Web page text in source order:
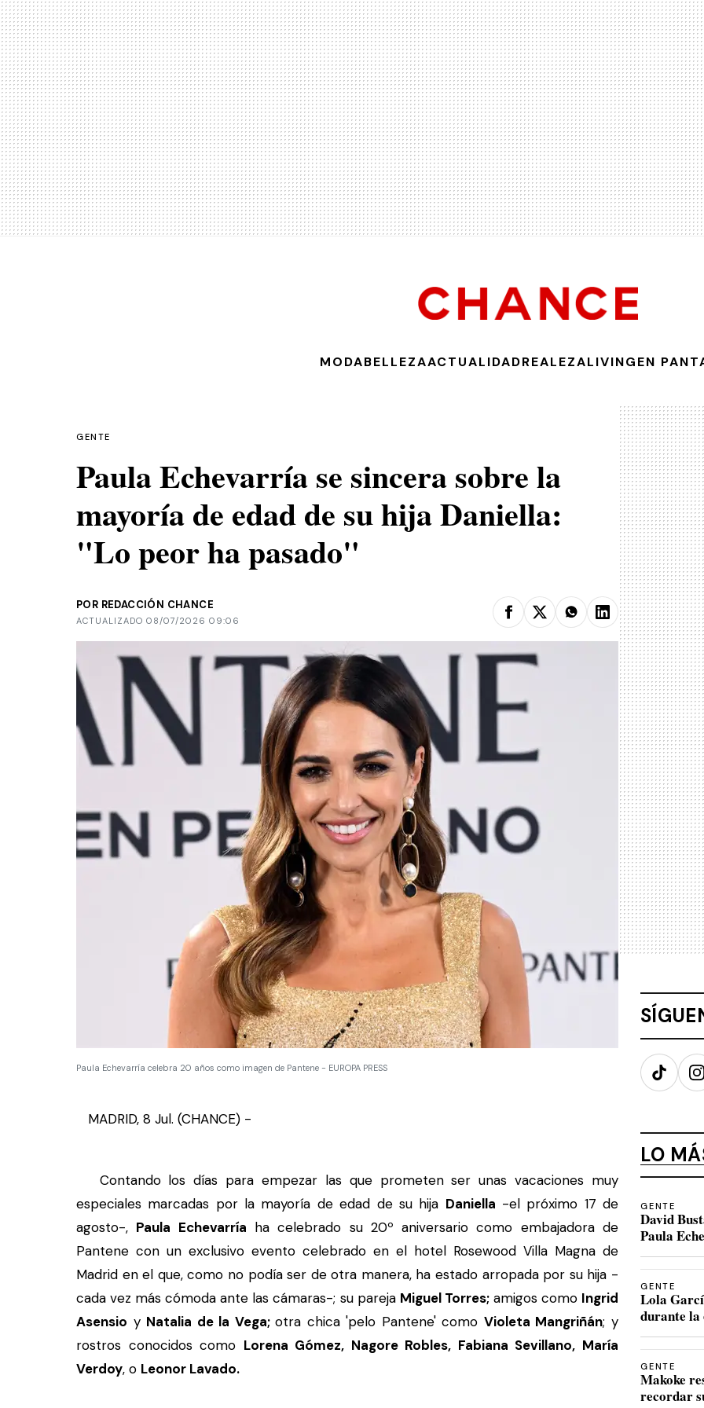
MODABELLEZAACTUALIDADREALEZALIVINGEN
GENTE
Paula Echevarría se sincera sobre la
mayoría de edad de su hija Daniella:
"Lo peor ha pasado"
POR REDACCIÓN CHANCE
ACTUALIZADO 08/07/2026 09:06
Paula Echevarría celebra 20 años como imagen de Pantene - EUROPA PRESS
MADRID, 8 Jul. (CHANCE) -
Contando los días para empezar las que prometen ser unas vacaciones muy
especiales marcadas por la mayoría de edad de su hija Daniella -el próximo 17 de
agosto-, Paula Echevarría ha celebrado su 20º aniversario como embajadora de
Pantene con un exclusivo evento celebrado en el hotel Rosewood Villa Magna de
Madrid en el que, como no podía ser de otra manera, ha estado arropada por su hija -
cada vez más cómoda ante las cámaras-; su pareja Miguel Torres;amigos como Ingrid
Asensio y Natalia de la Vega;otra chica 'pelo Pantene' como Violeta Mangriñán; y
rostros conocidos como Lorena Gómez, Nagore Robles, Fabiana Sevillano, María
Verdoy, o Leonor Lavado.
TikTok
LO
GENTE
David
Paula
GENTE
Lola
durante la
GENTE
Makoke
recordar